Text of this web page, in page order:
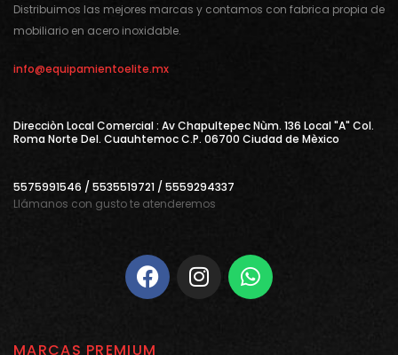
Distribuimos las mejores marcas y contamos con fabrica propia de
mobiliario en acero inoxidable.
info@equipamientoelite.mx
Direcciòn Local Comercial : Av Chapultepec Nùm. 136 Local "A" Col.
Roma Norte Del. Cuauhtemoc C.P. 06700 Ciudad de Mèxico
5575991546 / 5535519721 / 5559294337
Llámanos con gusto te atenderemos
MARCAS PREMIUM